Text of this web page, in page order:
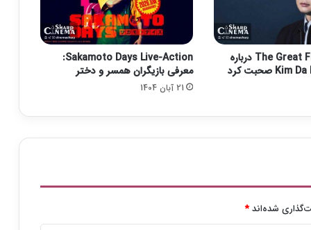
ز
ی
ج
و
ا
ر
ش
د
کارگردان The Great Flood درباره
Sakamoto Days Live-Action:
معرفی بازیگران همسر و دختر
21 آبان 1404
شده‌اند*